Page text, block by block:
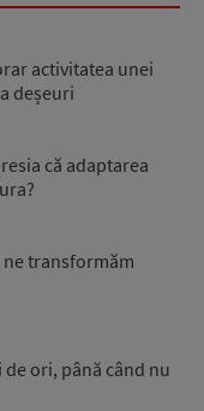
activitatea unei
deșeuri
că adaptarea
ne transformăm
de ori, până când nu